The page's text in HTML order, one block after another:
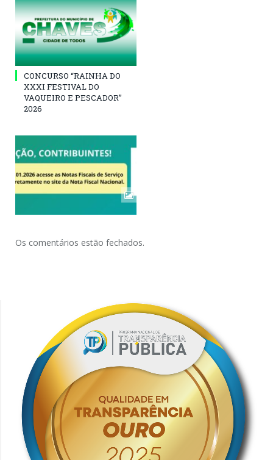
CONCURSO “RAINHA DO
XXXI FESTIVAL DO
VAQUEIRO E PESCADOR”
2026
Os comentários estão fechados.